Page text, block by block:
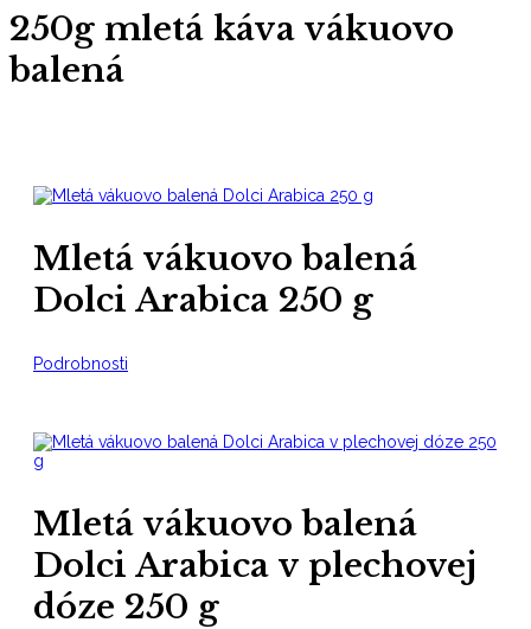
250g mletá káva vákuovo
balená
Mletá vákuovo balená
Dolci Arabica 250 g
Podrobnosti
Mletá vákuovo balená
Dolci Arabica v plechovej
dóze 250 g